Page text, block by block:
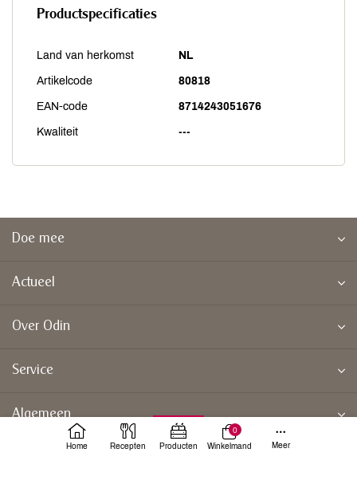
Productspecificaties
Land van herkomst NL
Artikelcode 80818
EAN-code 8714243051676
Kwaliteit ---
Doe mee
Actueel
Over Odin
Service
Algemeen
Home Recepten Producten
0
Winkelmand
Meer